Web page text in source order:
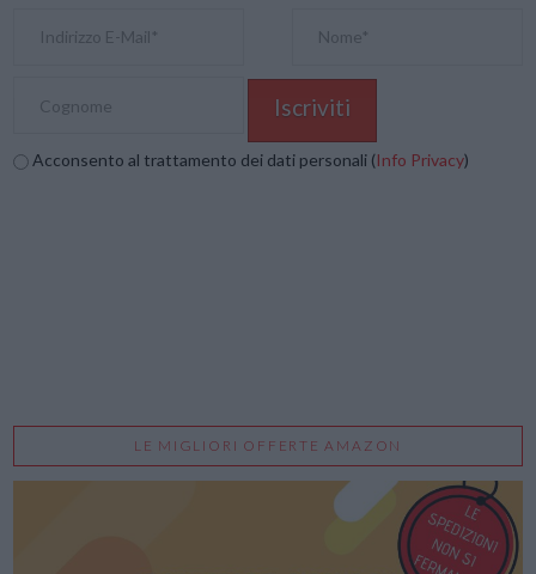
Acconsento al trattamento dei dati personali (Info Privacy)
LE MIGLIORI OFFERTE AMAZON